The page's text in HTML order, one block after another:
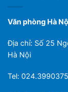
Văn phòng Hà
Địa chỉ: Số 25
Hà Nội
Tel: